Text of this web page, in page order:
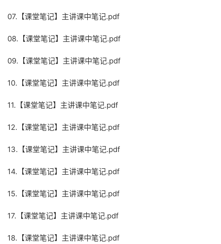
07.【课堂笔记】主讲课中笔记.pdf
08.【课堂笔记】主讲课中笔记.pdf
09.【课堂笔记】主讲课中笔记.pdf
10.【课堂笔记】主讲课中笔记.pdf
11.【课堂笔记】主讲课中笔记.pdf
12.【课堂笔记】主讲课中笔记.pdf
13.【课堂笔记】主讲课中笔记.pdf
14.【课堂笔记】主讲课中笔记.pdf
15.【课堂笔记】主讲课中笔记.pdf
17.【课堂笔记】主讲课中笔记.pdf
18.【课堂笔记】主讲课中笔记.pdf